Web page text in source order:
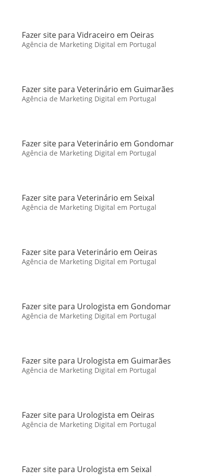
Fazer site para Vidraceiro em Oeiras
Agência de Marketing Digital em Portugal
Fazer site para Veterinário em Guimarães
Agência de Marketing Digital em Portugal
Fazer site para Veterinário em Gondomar
Agência de Marketing Digital em Portugal
Fazer site para Veterinário em Seixal
Agência de Marketing Digital em Portugal
Fazer site para Veterinário em Oeiras
Agência de Marketing Digital em Portugal
Fazer site para Urologista em Gondomar
Agência de Marketing Digital em Portugal
Fazer site para Urologista em Guimarães
Agência de Marketing Digital em Portugal
Fazer site para Urologista em Oeiras
Agência de Marketing Digital em Portugal
Fazer site para Urologista em Seixal